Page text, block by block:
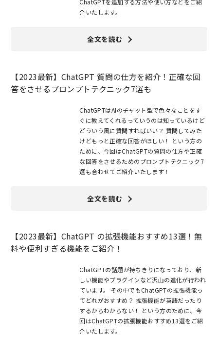
介いたします。
全文を読む
【2023最新】ChatGPT 質問の仕方を紹介！正確な回
答をさせるプロンプトテクニック7選も
ChatGPTはAIのチャット型で色々なことをす
ぐに教えてくれるっていうのは知っているけど
どういう風に質問すればいい？ 質問してみた
けどもっと正確な回答がほしい！ という方の
ために、今回はChatGPTの質問の仕方や正確
な回答をさせるためのプロンプトテクニック7
選も合わせてご紹介いたします！
全文を読む
【2023最新】ChatGPT の拡張機能おすすめ13選！無
料や便利すぎる機能をご紹介！
ChatGPTの話題が持ちきりになっており、新
しい機能やプラグインなど沢山の進化が行われ
ています。 その中でもChatGPTの拡張機能っ
てどれがおすすめ？ 拡張機能が英語だったり
するからわからない！ という方のために、今
回はChatGPTの拡張機能おすすめ13選をご紹
介いたします。